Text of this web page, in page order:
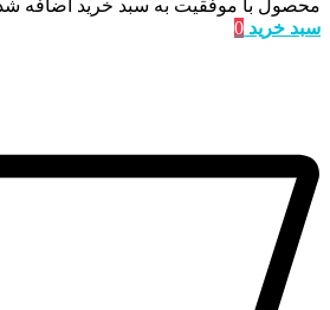
محصول با موفقیت به سبد خرید اضافه
سبد خرید 0